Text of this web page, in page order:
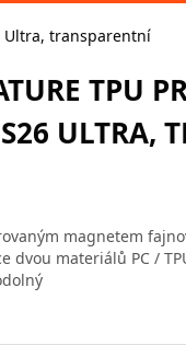
Ultra, transparentní
TPU
ULTRA,
magnetem
dvou materiálů PC /